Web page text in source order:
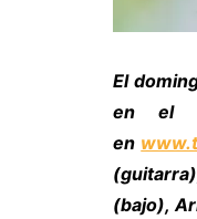
El
en el
en
(bajo),